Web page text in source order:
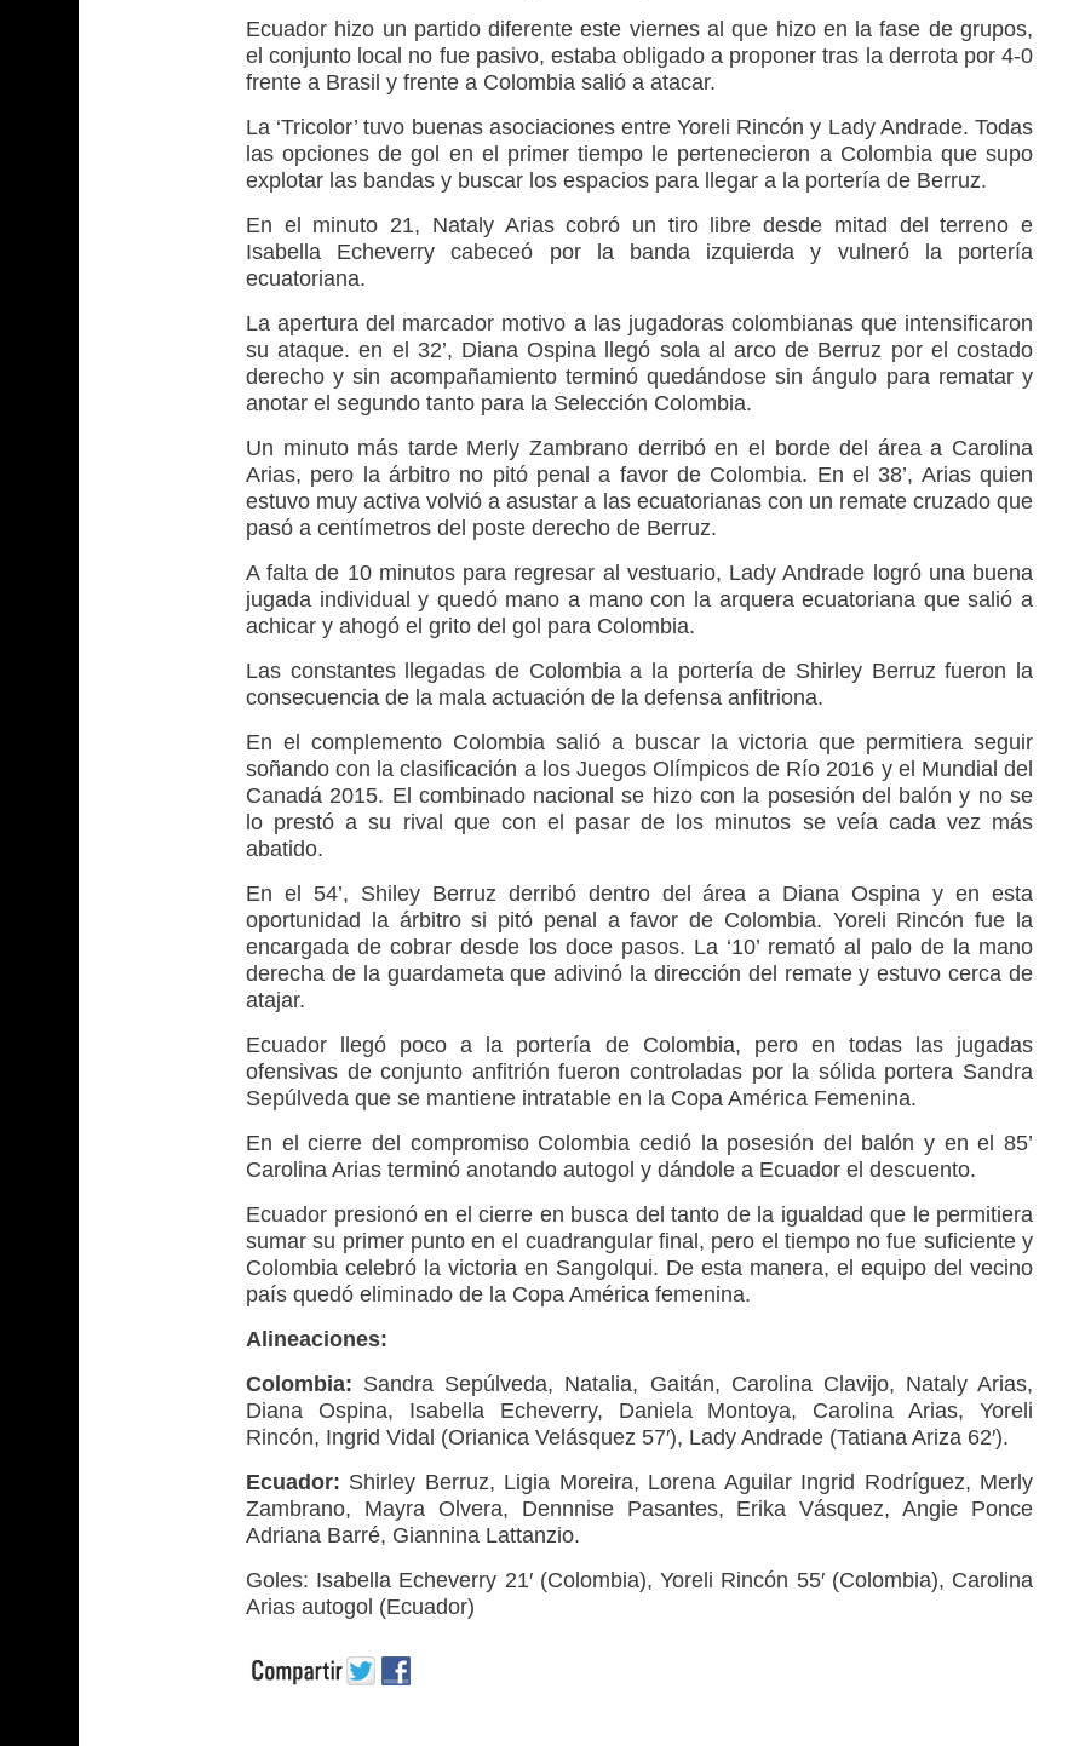
Ecuador hizo un partido diferente este viernes al que hizo en la fase de grupos,
el conjunto local no fue pasivo, estaba obligado a proponer tras la derrota por 4-0
frente a Brasil y frente a Colombia salió a atacar.
La ‘Tricolor’ tuvo buenas asociaciones entre Yoreli Rincón y Lady Andrade. Todas
las opciones de gol en el primer tiempo le pertenecieron a Colombia que supo
explotar las bandas y buscar los espacios para llegar a la portería de Berruz.
En el minuto 21, Nataly Arias cobró un tiro libre desde mitad del terreno e
Isabella Echeverry cabeceó por la banda izquierda y vulneró la portería
ecuatoriana.
La apertura del marcador motivo a las jugadoras colombianas que intensificaron
su ataque. en el 32’, Diana Ospina llegó sola al arco de Berruz por el costado
derecho y sin acompañamiento terminó quedándose sin ángulo para rematar y
anotar el segundo tanto para la Selección Colombia.
Un minuto más tarde Merly Zambrano derribó en el borde del área a Carolina
Arias, pero la árbitro no pitó penal a favor de Colombia. En el 38’, Arias quien
estuvo muy activa volvió a asustar a las ecuatorianas con un remate cruzado que
pasó a centímetros del poste derecho de Berruz.
A falta de 10 minutos para regresar al vestuario, Lady Andrade logró una buena
jugada individual y quedó mano a mano con la arquera ecuatoriana que salió a
achicar y ahogó el grito del gol para Colombia.
Las constantes llegadas de Colombia a la portería de Shirley Berruz fueron la
consecuencia de la mala actuación de la defensa anfitriona.
En el complemento Colombia salió a buscar la victoria que permitiera seguir
soñando con la clasificación a los Juegos Olímpicos de Río 2016 y el Mundial del
Canadá 2015. El combinado nacional se hizo con la posesión del balón y no se
lo prestó a su rival que con el pasar de los minutos se veía cada vez más
abatido.
En el 54’, Shiley Berruz derribó dentro del área a Diana Ospina y en esta
oportunidad la árbitro si pitó penal a favor de Colombia. Yoreli Rincón fue la
encargada de cobrar desde los doce pasos. La ‘10’ remató al palo de la mano
derecha de la guardameta que adivinó la dirección del remate y estuvo cerca de
atajar.
Ecuador llegó poco a la portería de Colombia, pero en todas las jugadas
ofensivas de conjunto anfitrión fueron controladas por la sólida portera Sandra
Sepúlveda que se mantiene intratable en la Copa América Femenina.
En el cierre del compromiso Colombia cedió la posesión del balón y en el 85’
Carolina Arias terminó anotando autogol y dándole a Ecuador el descuento.
Ecuador presionó en el cierre en busca del tanto de la igualdad que le permitiera
sumar su primer punto en el cuadrangular final, pero el tiempo no fue suficiente y
Colombia celebró la victoria en Sangolqui. De esta manera, el equipo del vecino
país quedó eliminado de la Copa América femenina.
Alineaciones:
Colombia: Sandra Sepúlveda, Natalia, Gaitán, Carolina Clavijo, Nataly Arias,
Diana Ospina, Isabella Echeverry, Daniela Montoya, Carolina Arias, Yoreli
Rincón, Ingrid Vidal (Orianica Velásquez 57′), Lady Andrade (Tatiana Ariza 62′).
Ecuador: Shirley Berruz, Ligia Moreira, Lorena Aguilar Ingrid Rodríguez, Merly
Zambrano, Mayra Olvera, Dennnise Pasantes, Erika Vásquez, Angie Ponce
Adriana Barré, Giannina Lattanzio.
Goles: Isabella Echeverry 21′ (Colombia), Yoreli Rincón 55′ (Colombia), Carolina
Arias autogol (Ecuador)